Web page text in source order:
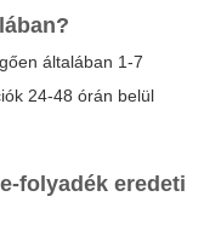
általában 1-7
24-48 órán belül
folyadék eredeti